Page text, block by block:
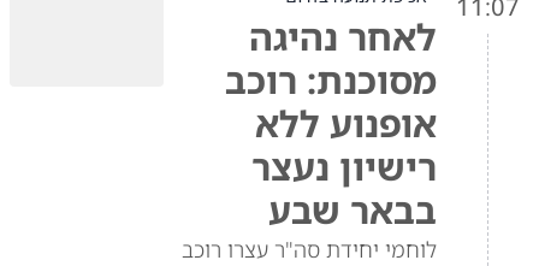
לאחר נהיגה
מסוכנת: רוכב
אופנוע ללא
רישיון נעצר
בבאר שבע
לוחמי יחידת סה"ר עצרו רוכב